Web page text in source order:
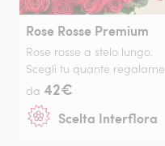
Rose Rosse Premium
Rose rosse a stelo lungo.
Scegli tu quante regalarne
da 42€
Scelta Interflora